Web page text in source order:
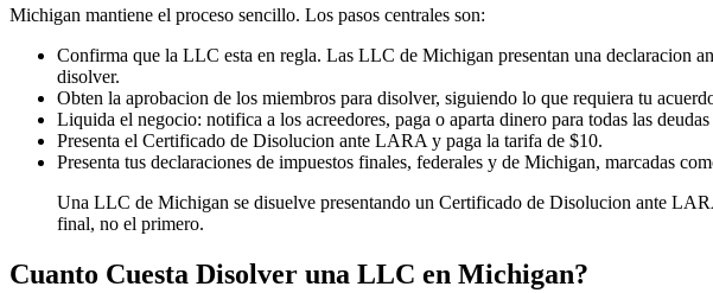
Michigan mantiene el proceso sencillo. Los pasos centrales son:
Confirma que la LLC esta en regla. Las LLC de Michigan presentan una declaracion
disolver.
Obten la aprobacion de los miembros para disolver, siguiendo lo que requiera tu
Liquida el negocio: notifica a los acreedores, paga o aparta dinero para todas las
Presenta el Certificado de Disolucion ante LARA y paga la tarifa de $10.
Presenta tus declaraciones de impuestos finales, federales y de Michigan, marcadas
Una LLC de Michigan se disuelve presentando un Certificado de Disolucion ante
final, no el primero.
Cuanto Cuesta Disolver una LLC en Michigan?